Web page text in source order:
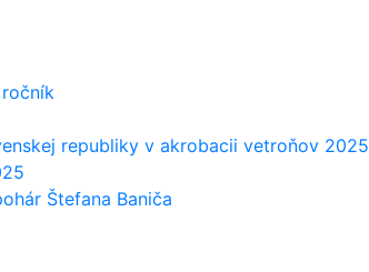
republiky v akrobacii vetroňov 2025
Štefana Baniča